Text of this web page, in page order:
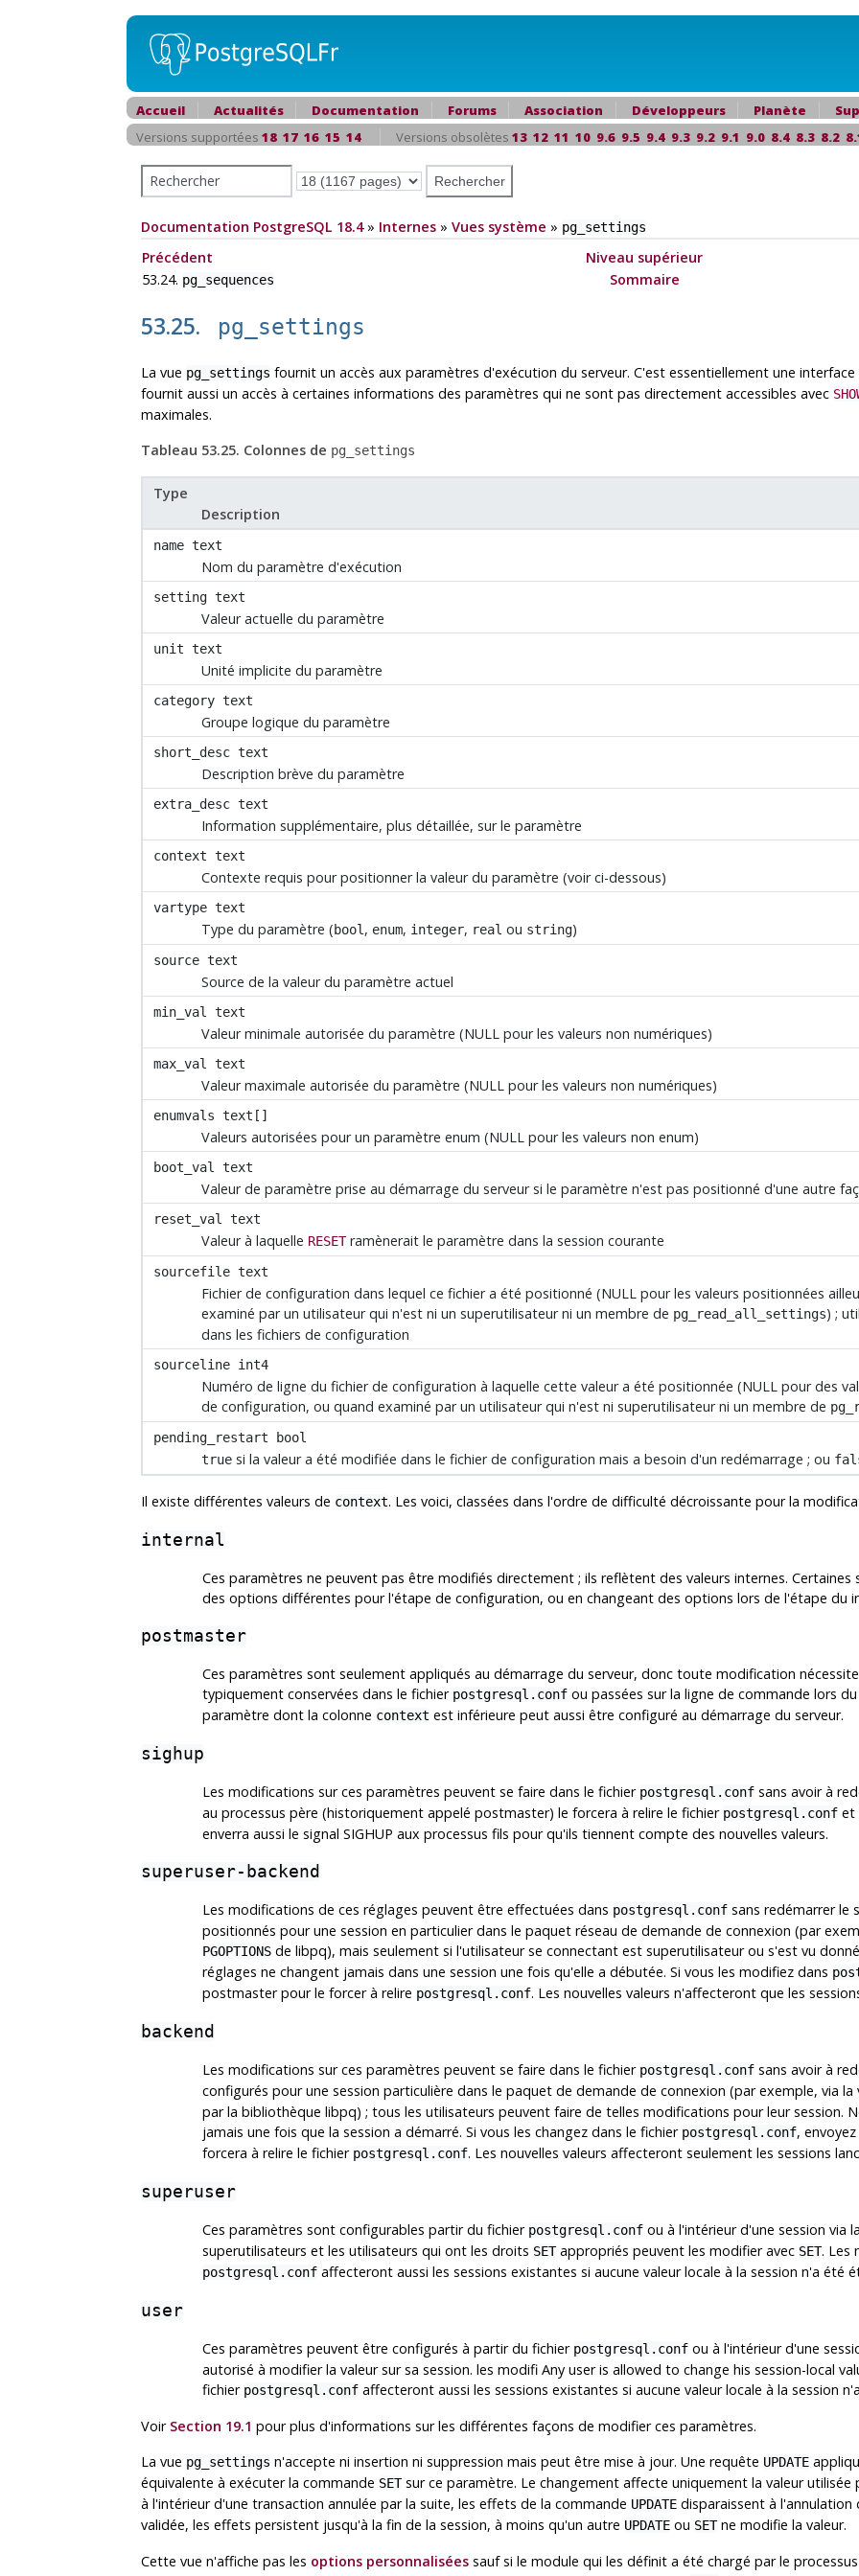
Accueil Actualités Documentation Forums Association Développeurs Planète
Versions supportées 18 17 16 15 14 Versions obsolètes 13 12 11 10 9.6 9.5 9.4 9.3 9.2 9.1 9.0 8.4 8.3 8.2
Documentation PostgreSQL 18.4» Internes » Vues système » pg_settings
Précédent
Niveau supérieur
53.24. pg_sequences Sommaire
53.25. pg_settings
La vue pg_settings fournit un accès aux paramètres d'exécution du serveur. C'est essentiellement une
fournit aussi un accès à certaines informations des paramètres qui ne sont pas directement accessibles avec
maximales.
Tableau 53.25. Colonnes de pg_settings
Type
Description
name text
Nom du paramètre d'exécution
setting text
Valeur actuelle du paramètre
unit text
Unité implicite du paramètre
category text
Groupe logique du paramètre
short_desc text
Description brève du paramètre
extra_desc text
Information supplémentaire, plus détaillée, sur le paramètre
context text
Contexte requis pour positionner la valeur du paramètre (voir ci-dessous)
vartype text
Type du paramètre (bool , enum, integer, real ou string)
source text
Source de la valeur du paramètre actuel
min_val text
Valeur minimale autorisée du paramètre (NULL pour les valeurs non numériques)
max_val text
Valeur maximale autorisée du paramètre (NULL pour les valeurs non numériques)
enumvals text[]
Valeurs autorisées pour un paramètre enum (NULL pour les valeurs non enum)
boot_val text
Valeur de paramètre prise au démarrage du serveur si le paramètre n'est pas positionné d'une autre
reset_val text
Valeur à laquelle RESETramènerait le paramètre dans la session courante
sourcefile text
Fichier de configuration dans lequel ce fichier a été positionné (NULL pour les valeurs positionnées
examiné par un utilisateur qui n'est ni un superutilisateur ni un membre de pg_read_all_settings) ;
dans les fichiers de configuration
sourceline int4
Numéro de ligne du fichier de configuration à laquelle cette valeur a été positionnée (NULL pour des
de configuration, ou quand examiné par un utilisateur qui n'est ni superutilisateur ni un membre de
pending_restart
bool
true si la valeur a été modifiée dans le fichier de configuration mais a besoin d'un redémarrage ; ou
Il existe différentes valeurs de context. Les voici, classées dans l'ordre de difficulté décroissante pour la
internal
Ces paramètres ne peuvent pas être modifiés directement ; ils reflètent des valeurs internes.
des options différentes pour l'étape de configuration, ou en changeant des options lors de l'étape du
postmaster
Ces paramètres sont seulement appliqués au démarrage du serveur, donc toute modification
typiquement conservées dans le fichier postgresql.conf ou passées sur la ligne de commande lors
paramètre dont la colonne context est inférieure peut aussi être configuré au démarrage du serveur.
sighup
Les modifications sur ces paramètres peuvent se faire dans le fichier postgresql.conf sans avoir à
au processus père (historiquement appelé postmaster) le forcera à relire le fichier postgresql.conf et
enverra aussi le signal SIGHUP aux processus fils pour qu'ils tiennent compte des nouvelles valeurs.
superuser-backend
Les modifications de ces réglages peuvent être effectuées dans postgresql.conf sans redémarrer le
positionnés pour une session en particulier dans le paquet réseau de demande de connexion (par
PGOPTIONS de libpq), mais seulement si l'utilisateur se connectant est superutilisateur ou s'est vu
réglages ne changent jamais dans une session une fois qu'elle a débutée. Si vous les modifiez dans
postmaster pour le forcer à relire postgresql.conf. Les nouvelles valeurs n'affecteront que les
backend
Les modifications sur ces paramètres peuvent se faire dans le fichier postgresql.conf sans avoir à
configurés pour une session particulière dans le paquet de demande de connexion (par exemple, via
par la bibliothèque libpq) ; tous les utilisateurs peuvent faire de telles modifications pour leur session.
jamais une fois que la session a démarré. Si vous les changez dans le fichier postgresql.conf,
forcera à relire le fichier postgresql.conf. Les nouvelles valeurs affecteront seulement les sessions
superuser
Ces paramètres sont configurables partir du fichier postgresql.conf ou à l'intérieur d'une session via
superutilisateurs et les utilisateurs qui ont les droits SETappropriés peuvent les modifier avec SET. Les
postgresql.conf affecteront aussi les sessions existantes si aucune valeur locale à la session n'a été
user
Ces paramètres peuvent être configurés à partir du fichier postgresql.conf ou à l'intérieur d'une
autorisé à modifier la valeur sur sa session. les modifi Any user is allowed to change his session-local
fichier postgresql.conf affecteront aussi les sessions existantes si aucune valeur locale à la session
Voir Section 19.1 pour plus d'informations sur les différentes façons de modifier ces paramètres.
La vue pg_settings n'accepte ni insertion ni suppression mais peut être mise à jour. Une requête UPDATE
équivalente à exécuter la commande SETsur ce paramètre. Le changement affecte uniquement la valeur utilisée
à l'intérieur d'une transaction annulée par la suite, les effets de la commande UPDATE disparaissent à
validée, les effets persistent jusqu'à la fin de la session, à moins qu'un autre UPDATE ou SETne modifie la valeur.
Cette vue n'affiche pas les options personnalisées sauf si le module qui les définit a été chargé par le